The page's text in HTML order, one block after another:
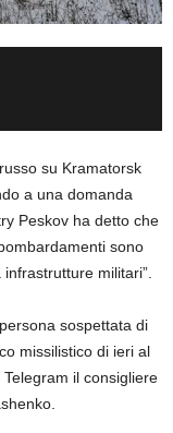
su Kramatorsk
a una domanda
Peskov ha detto che
sono
militari”.
sospettata di
missilistico di ieri al
il consigliere